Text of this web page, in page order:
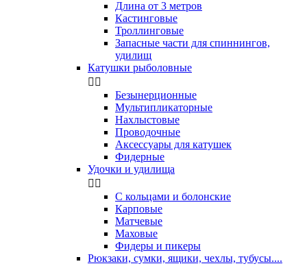
Длина от 3 метров
Кастинговые
Троллинговые
Запасные части для спиннингов,
удилищ
Катушки рыболовные
 
Безынерционные
Мультипликаторные
Нахлыстовые
Проводочные
Аксессуары для катушек
Фидерные
Удочки и удилища
 
С кольцами и болонские
Карповые
Матчевые
Маховые
Фидеры и пикеры
Рюкзаки, сумки, ящики, чехлы, тубусы....